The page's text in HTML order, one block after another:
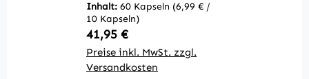
Inhalt: 60 Kapseln (6,99 € /
10 Kapseln)
Regulärer Preis:
41,95 €
Preise inkl. MwSt. zzgl.
Versandkosten